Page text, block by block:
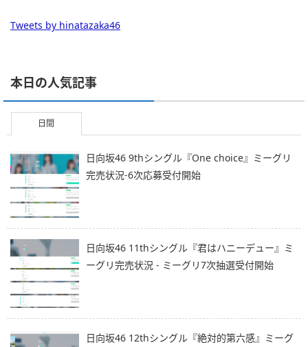
Tweets by hinatazaka46
本日の人気記事
日間
日向坂46 9thシングル『One choice』ミーグリ
完売状況-6次応募受付開始
日向坂46 11thシングル『君はハニーデュー』ミ
ーグリ完売状況 - ミーグリ7次抽選受付開始
日向坂46 12thシングル『絶対的第六感』ミーグ